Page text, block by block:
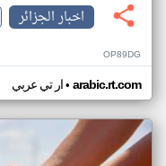
اخبار الجزائر
OP89DG
ار تي عربي• arabic.rt.com